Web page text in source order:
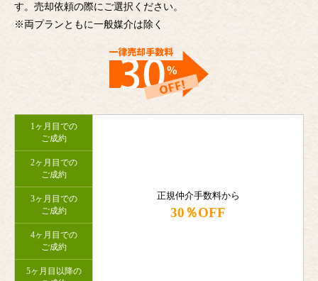
す。売却依頼の際にご選択ください。
※両プランともに一般媒介は除く
1ヶ月目での
ご成約
正規仲介手数料から
30％OFF
2ヶ月目での
ご成約
3ヶ月目での
ご成約
4ヶ月目での
ご成約
5ヶ月目以降の